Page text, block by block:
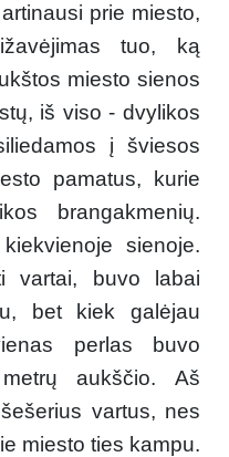
prie miesto,
tuo, ką
miesto sienos
iš viso - dvylikos
į šviesos
pamatus, kurie
brangakmenių.
sienoje.
vartai, buvo labai
bet kiek galėjau
perlas buvo
aukščio. Aš
vartus, nes
miesto ties kampu.